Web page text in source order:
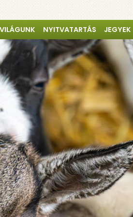
NYITVATARTÁS JEGYEK